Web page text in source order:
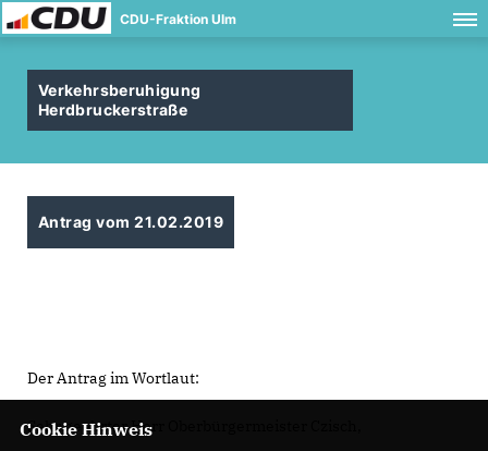
CDU-Fraktion Ulm
Verkehrsberuhigung
Herdbruckerstraße
Antrag vom 21.02.2019
Der Antrag im Wortlaut:
Sehr geehrter Herr Oberbürgermeister Czisch,
Cookie Hinweis